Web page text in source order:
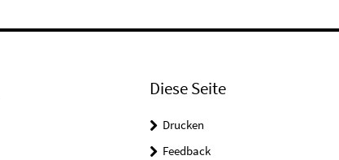
Diese Seite
Drucken
Feedback